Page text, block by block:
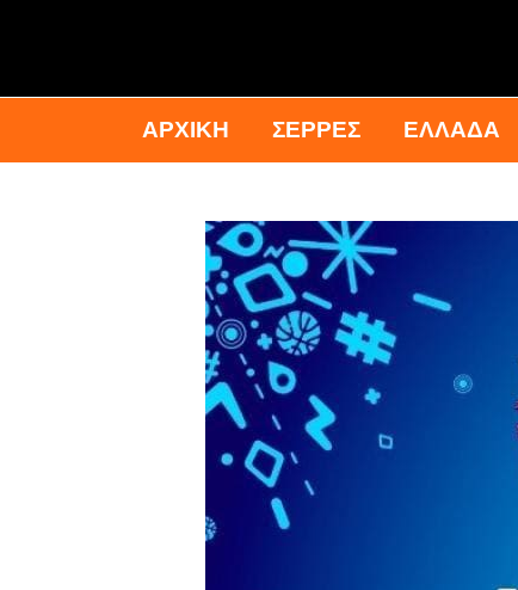
ΑΡΧΙΚΉ ΣΕΡΡΕΣ ΕΛΛΑΔΑ